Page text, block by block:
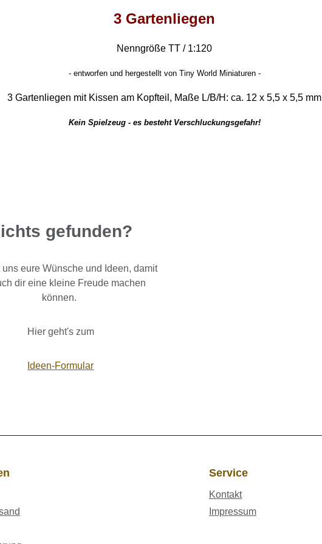
3 Gartenliegen
Nenngröße TT / 1:120
- entworfen und hergestellt von Tiny World Miniaturen -
3 Gartenliegen mit Kissen am Kopfteil, Maße L/B/H: ca. 12 x 5,5 x 5,5 mm
Kein Spielzeug - es besteht Verschluckungsgefahr!
gefunden?
uns eure Wünsche und Ideen, damit
dir eine kleine Freude machen
können.
Hier geht's zum
Ideen-Formular
Service
Kontakt
Impressum